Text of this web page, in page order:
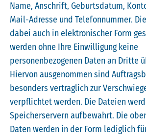
Name, Anschrift, Geburtsdatum,
Mail-Adresse und Telefonnummer.
dabei auch in elektronischer Form
werden ohne Ihre Einwilligung keine
personenbezogenen Daten an Dritte
Hiervon ausgenommen sind
besonders vertraglich zur
verpflichtet werden. Die Dateien
Speicherservern aufbewahrt. Die
Daten werden in der Form lediglich